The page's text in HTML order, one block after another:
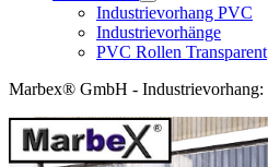
Industrievorhang PVC
Industrievorhänge
PVC Rollen Transparent
Marbex® GmbH - Industrievorhang: